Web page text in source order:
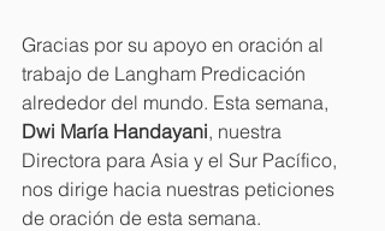
Gracias por su apoyo en oración al
trabajo de Langham Predicación
alrededor del mundo. Esta semana,
Dwi María Handayani, nuestra
Directora para Asia y el Sur Pacífico,
nos dirige hacia nuestras peticiones
de oración de esta semana.